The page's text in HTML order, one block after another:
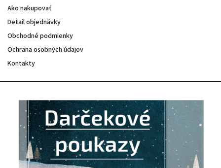
Ako nakupovať
Detail objednávky
Obchodné podmienky
Ochrana osobných údajov
Kontakty